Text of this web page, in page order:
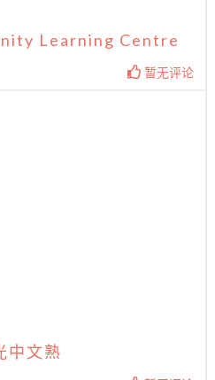
Learning Centre
暂无评论
中文熟